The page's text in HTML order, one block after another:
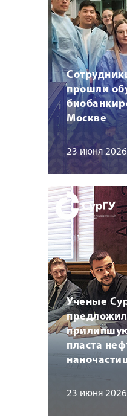
прошли
Москве
23 июня 2026
Ученые
пласта
23 июня 2026